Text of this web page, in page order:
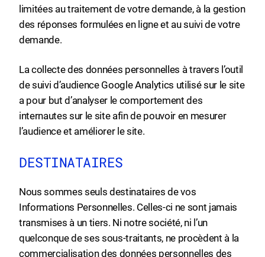
limitées au traitement de votre demande, à la gestion
des réponses formulées en ligne et au suivi de votre
demande.
La collecte des données personnelles à travers l’outil
de suivi d’audience Google Analytics utilisé sur le site
a pour but d’analyser le comportement des
internautes sur le site afin de pouvoir en mesurer
l’audience et améliorer le site.
DESTINATAIRES
Nous sommes seuls destinataires de vos
Informations Personnelles. Celles-ci ne sont jamais
transmises à un tiers. Ni notre société, ni l’un
quelconque de ses sous-traitants, ne procèdent à la
commercialisation des données personnelles des